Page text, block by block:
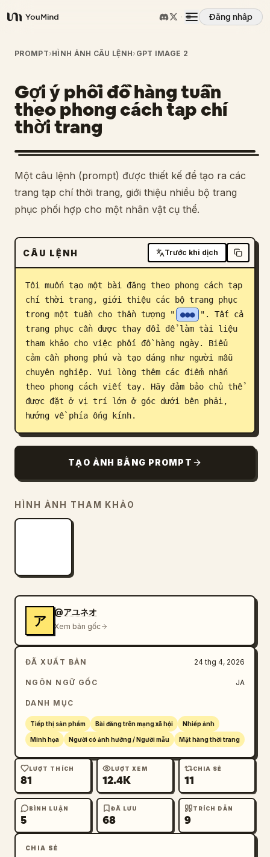
YouMind
Đăng nhập
Tổng quan
Các trường hợp sử dụng
Kỹ năng
Lời nhắc
Giá cả
Tải xuống
Blog
Cập nhật
PROMPT›HÌNH ẢNH CÂU LỆNH› GPT IMAGE 2
Gợi ý phối đồ hàng tuần
theo phong cách tạp chí
thời trang
1
Một câu lệnh (prompt) được thiết kế để tạo ra các
trang tạp chí thời trang, giới thiệu nhiều bộ trang
phục phối hợp cho một nhân vật cụ thể.
CÂU LỆNH Trước khi dịch
Tôi muốn tạo một bài đăng theo phong cách tạp
chí thời trang, giới thiệu các bộ trang phục
trong một tuần cho thần tượng "
●●●
". Tất cả
trang phục cần được thay đổi để làm tài liệu
tham khảo cho việc phối đồ hàng ngày. Biểu
cảm cần phong phú và tạo dáng như người mẫu
chuyên nghiệp. Vui lòng thêm các điểm nhấn
theo phong cách viết tay. Hãy đảm bảo chủ thể
được đặt ở vị trí lớn ở góc dưới bên phải,
hướng về phía ống kính.
TẠO ẢNH BẰNG PROMPT
HÌNH ẢNH THAM KHẢO
ア
@アユネオ
Xem bản gốc
ĐÃ XUẤT BẢN 24 thg 4, 2026
NGÔN NGỮ GỐC JA
DANH MỤC
Tiếp thị sản phẩm Bài đăng trên mạng xã hội Nhiếp ảnh
Minh họa Người có ảnh hưởng / Người mẫu Mặt hàng thời trang
LƯỢT THÍCH
81
LƯỢT XEM
12.4K
CHIA SẺ
11
BÌNH LUẬN
5
ĐÃ LƯU
68
TRÍCH DẪN
9
CHIA SẺ